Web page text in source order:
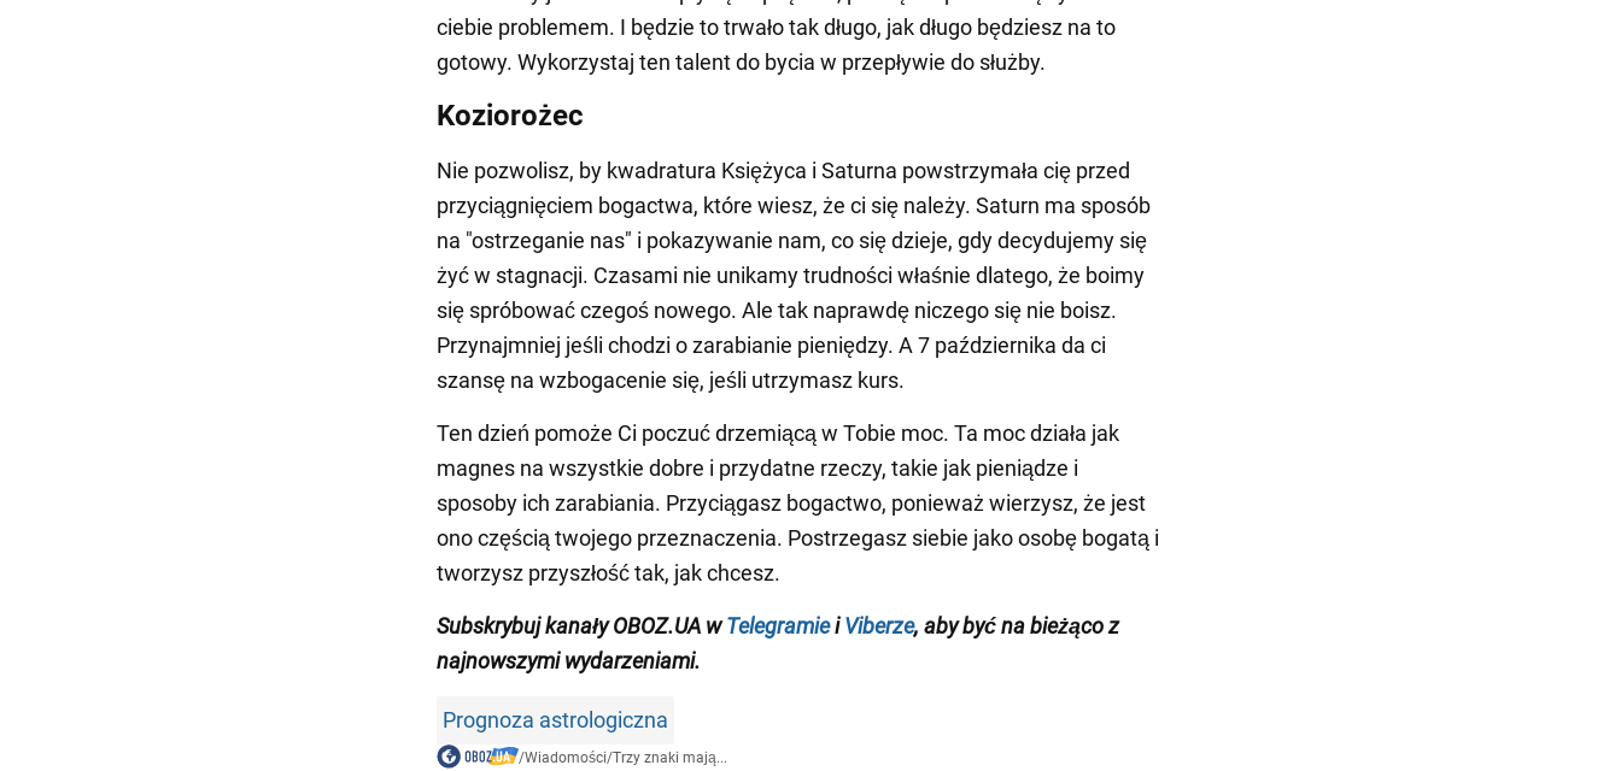
ciebie problemem. I będzie to trwało tak długo, jak długo będziesz na to
gotowy. Wykorzystaj ten talent do bycia w przepływie do służby.
Koziorożec
Nie pozwolisz, by kwadratura Księżyca i Saturna powstrzymała cię przed
przyciągnięciem bogactwa, które wiesz, że ci się należy. Saturn ma sposób
na "ostrzeganie nas" i pokazywanie nam, co się dzieje, gdy decydujemy się
żyć w stagnacji. Czasami nie unikamy trudności właśnie dlatego, że boimy
się spróbować czegoś nowego. Ale tak naprawdę niczego się nie boisz.
Przynajmniej jeśli chodzi o zarabianie pieniędzy. A 7 października da ci
szansę na wzbogacenie się, jeśli utrzymasz kurs.
Ten dzień pomoże Ci poczuć drzemiącą w Tobie moc. Ta moc działa jak
magnes na wszystkie dobre i przydatne rzeczy, takie jak pieniądze i
sposoby ich zarabiania. Przyciągasz bogactwo, ponieważ wierzysz, że jest
ono częścią twojego przeznaczenia. Postrzegasz siebie jako osobę bogatą i
tworzysz przyszłość tak, jak chcesz.
Subskrybuj kanały OBOZ.UA wTelegramieiViberze, aby być na bieżąco z
najnowszymi wydarzeniami.
Prognoza astrologiczna
/Wiadomości/Trzy znaki mają...